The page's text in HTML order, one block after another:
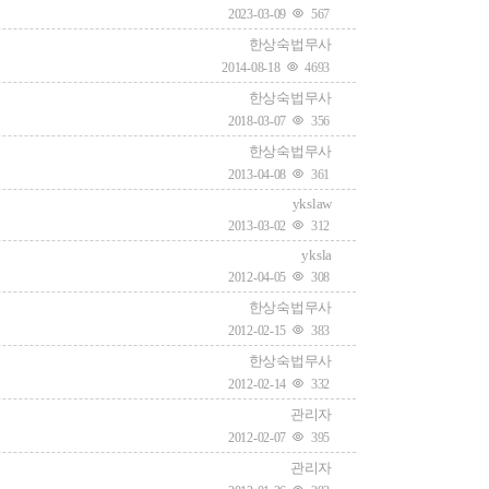
2023-03-09 567
한상숙법무사
2014-08-18 4693
한상숙법무사
2018-03-07 356
한상숙법무사
2013-04-08 361
ykslaw
2013-03-02 312
yksla
2012-04-05 308
한상숙법무사
2012-02-15 383
한상숙법무사
2012-02-14 332
관리자
2012-02-07 395
관리자